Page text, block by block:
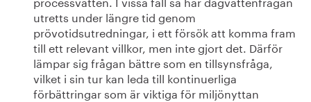
utretts under längre tid genom
prövotidsutredningar, i ett försök att komma fram
till ett relevant villkor, men inte gjort det. Därför
lämpar sig frågan bättre som en tillsynsfråga,
vilket i sin tur kan leda till kontinuerliga
förbättringar som är viktiga för miljönyttan